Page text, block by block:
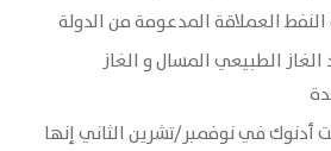
العملاقة المدعومة من الدولة
الطبيعي المسال و الغاز
في نوفمبر/تشرين الثاني إنها